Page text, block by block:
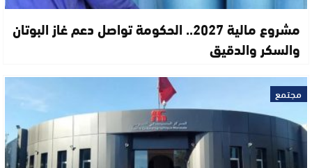
مشروع مالية 2027.. الحكومة تواصل دعم غاز البوتان
والسكر والدقيق
مجتمع